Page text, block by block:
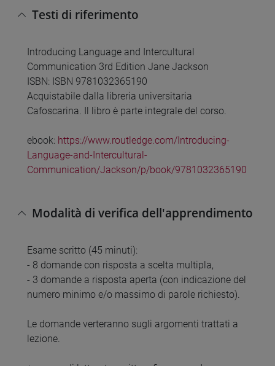
Testi di riferimento
Introducing Language and Intercultural
Communication 3rd Edition Jane Jackson
ISBN: ISBN 9781032365190
Acquistabile dalla libreria universitaria
Cafoscarina. Il libro è parte integrale del corso.
ebook: https://www.routledge.com/Introducing-
Language-and-Intercultural-
Communication/Jackson/p/book/9781032365190
Modalità di verifica dell'apprendimento
Esame scritto (45 minuti):
- 8 domande con risposta a scelta multipla,
- 3 domande a risposta aperta (con indicazione del
numero minimo e/o massimo di parole richiesto).
Le domande verteranno sugli argomenti trattati a
lezione.